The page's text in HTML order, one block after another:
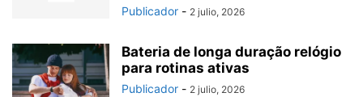
Publicador - 2 julio, 2026
Bateria de longa duração relógio
para rotinas ativas
Publicador - 2 julio, 2026